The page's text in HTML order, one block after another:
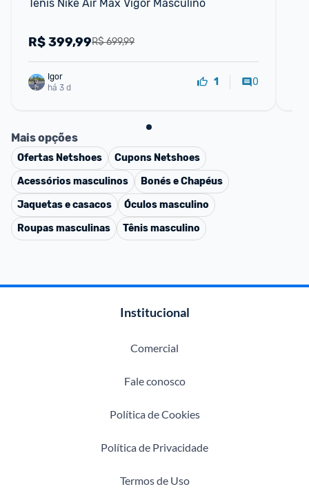
Tênis Nike Air Max Vigor Masculino
R$ 699,99
R$399,99
Igor
há 3 d
1 0
Mais opções
Ofertas Netshoes Cupons Netshoes
Acessórios masculinos
Bonés e Chapéus
Jaquetas e casacos
Óculos masculino
Roupas masculinas
Tênis masculino
Institucional
Comercial
Fale conosco
Política de Cookies
Política de Privacidade
Termos de Uso